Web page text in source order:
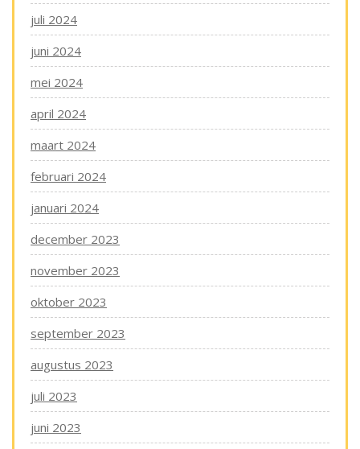
juli 2024
juni 2024
mei 2024
april 2024
maart 2024
februari 2024
januari 2024
december 2023
november 2023
oktober 2023
september 2023
augustus 2023
juli 2023
juni 2023